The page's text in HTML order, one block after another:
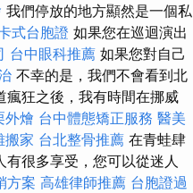
我們停放的地方顯然是一個私
式台胞證 如果您在巡迴演出
台中眼科推薦 如果您對自己
不幸的是，我們不會看到北
瘋狂之後，我有時間在挪威
外燴 台中體態矯正服務 醫美
搬家 台北整骨推薦 在青蛙肆
很多享受，您可以從迷人
方案 高雄律師推薦 台胞證過